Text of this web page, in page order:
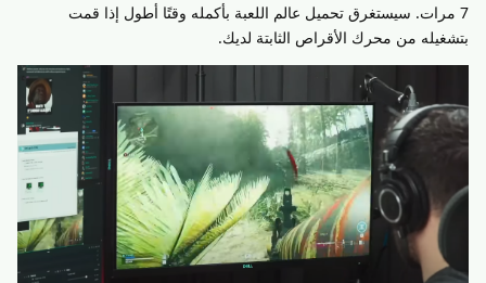
7 مرات. سيستغرق تحميل عالم اللعبة بأكمله وقتًا أطول إذا قمت
بتشغيله من محرك الأقراص الثابتة لديك.